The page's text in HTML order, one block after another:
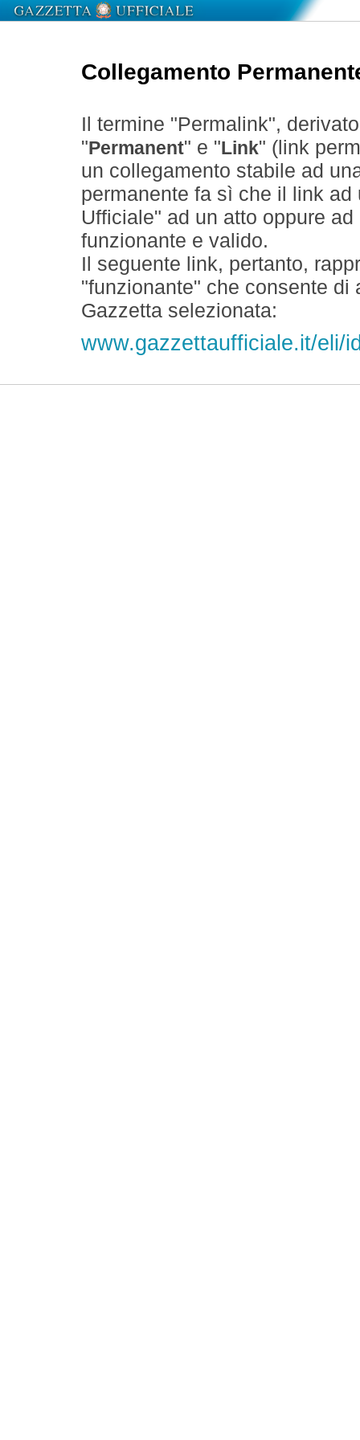
Collegamento
Il termine "Permalink",
" Permanent" e " Link" (link
un collegamento stabile ad
permanente fa sì che il link
Ufficiale" ad un atto oppure
funzionante e valido.
Il seguente link, pertanto,
"funzionante" che consente
Gazzetta selezionata:
www.gazzettaufficiale.it/eli/